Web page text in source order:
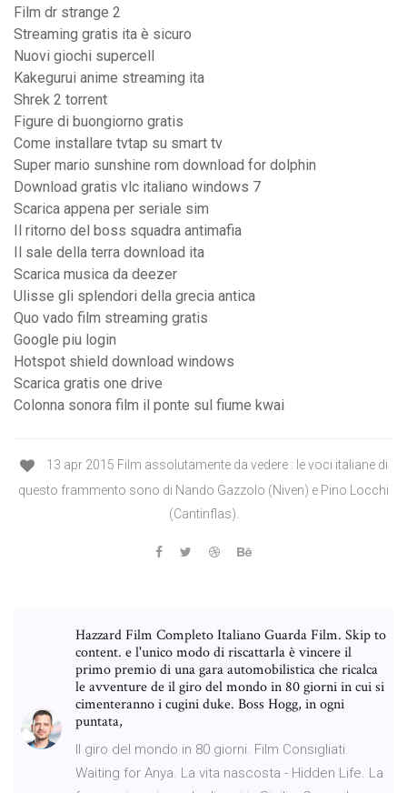
Film dr strange 2
Streaming gratis ita è sicuro
Nuovi giochi supercell
Kakegurui anime streaming ita
Shrek 2 torrent
Figure di buongiorno gratis
Come installare tvtap su smart tv
Super mario sunshine rom download for dolphin
Download gratis vlc italiano windows 7
Scarica appena per seriale sim
Il ritorno del boss squadra antimafia
Il sale della terra download ita
Scarica musica da deezer
Ulisse gli splendori della grecia antica
Quo vado film streaming gratis
Google piu login
Hotspot shield download windows
Scarica gratis one drive
Colonna sonora film il ponte sul fiume kwai
13 apr 2015 Film assolutamente da vedere : le voci italiane di
questo frammento sono di Nando Gazzolo (Niven) e Pino Locchi
(Cantinflas).
Hazzard Film Completo Italiano Guarda Film. Skip to
content. e l'unico modo di riscattarla è vincere il
primo premio di una gara automobilistica che ricalca
le avventure de il giro del mondo in 80 giorni in cui si
cimenteranno i cugini duke. Boss Hogg, in ogni
puntata,
Il giro del mondo in 80 giorni. Film Consigliati.
Waiting for Anya. La vita nascosta - Hidden Life. La